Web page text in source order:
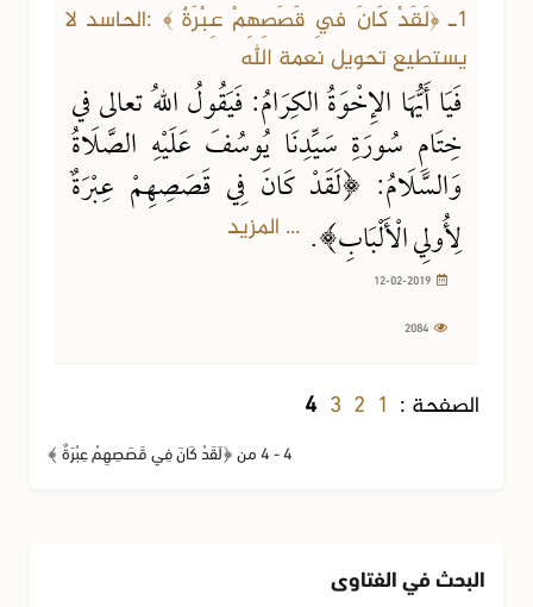
1ـ ﴿لَقَدْ كَانَ فِي قَصَصِهِمْ عِبْرَةٌ ﴾ :الحاسد لا
يستطيع تحويل نعمة الله
فَيَا أَيُّهَا الإِخْوَةُ الكِرَامُ: فَيَقُولُ اللهُ تعالى في
خِتَامِ سُورَةِ سَيِّدِنَا يُوسُفَ عَلَيْهِ الصَّلَاةُ
وَالسَّلَامُ: ﴿لَقَدْ كَانَ فِي قَصَصِهِمْ عِبْرَةٌ
لِأُولِي الْأَلْبَابِ﴾. ... المزيد
الصفحة : 1
2
3
4
4 - 4 من ﴿لَقَدْ كَانَ فِي قَصَصِهِمْ عِبْرَةٌ ﴾
البحث في الفتاوى